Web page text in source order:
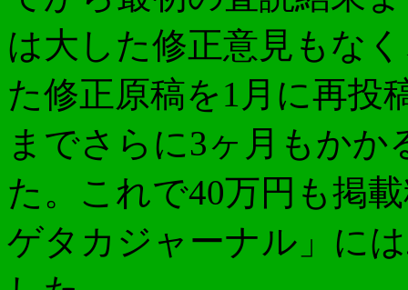
は大した修正意見もな
た修正原稿を1月に再投
までさらに3ヶ月もか
た。これで40万円も掲
ゲタカジャーナル」に